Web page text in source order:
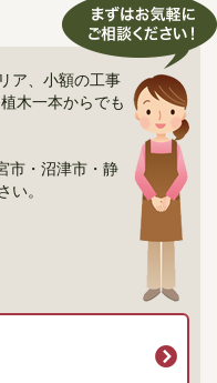
ア、小額の工事
木一本からでも
市・沼津市・静
い。